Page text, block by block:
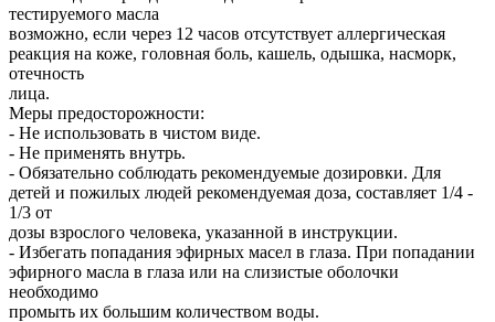
тестируемого масла
возможно, если через 12 часов отсутствует аллергическая
реакция на коже, головная боль, кашель, одышка, насморк,
отечность
лица.
Меры предосторожности:
- Не использовать в чистом виде.
- Не применять внутрь.
- Обязательно соблюдать рекомендуемые дозировки. Для
детей и пожилых людей рекомендуемая доза, составляет 1/4 -
1/3 от
дозы взрослого человека, указанной в инструкции.
- Избегать попадания эфирных масел в глаза. При попадании
эфирного масла в глаза или на слизистые оболочки
необходимо
промыть их большим количеством воды.